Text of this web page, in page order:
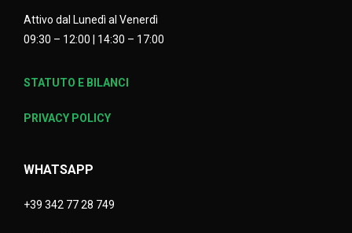
Attivo dal Lunedì al Venerdì
09:30 – 12:00 | 14:30 – 17:00
STATUTO E BILANCI
PRIVACY POLICY
WHATSAPP
+39 342 77 28 749